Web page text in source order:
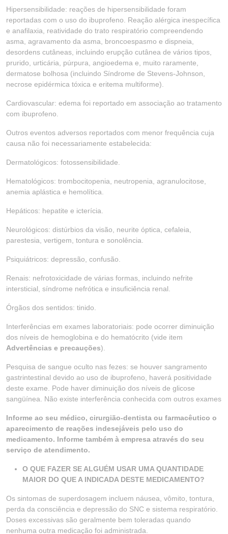
Hipersensibilidade: reações de hipersensibilidade foram
reportadas com o uso do ibuprofeno. Reação alérgica inespecífica
e anafilaxia, reatividade do trato respiratório compreendendo
asma, agravamento da asma, broncoespasmo e dispneia,
desordens cutâneas, incluindo erupção cutânea de vários tipos,
prurido, urticária, púrpura, angioedema e, muito raramente,
dermatose bolhosa (incluindo Síndrome de Stevens-Johnson,
necrose epidérmica tóxica e eritema multiforme).
Cardiovascular: edema foi reportado em associação ao tratamento
com ibuprofeno.
Outros eventos adversos reportados com menor frequência cuja
causa não foi necessariamente estabelecida:
Dermatológicos: fotossensibilidade.
Hematológicos: trombocitopenia, neutropenia, agranulocitose,
anemia aplástica e hemolítica.
Hepáticos: hepatite e icterícia.
Neurológicos: distúrbios da visão, neurite óptica, cefaleia,
parestesia, vertigem, tontura e sonolência.
Psiquiátricos: depressão, confusão.
Renais: nefrotoxicidade de várias formas, incluindo nefrite
intersticial, síndrome nefrótica e insuficiência renal.
Órgãos dos sentidos: tinido.
Interferências em exames laboratoriais: pode ocorrer diminuição
dos níveis de hemoglobina e do hematócrito (vide item
Advertências e precauções).
Pesquisa de sangue oculto nas fezes: se houver sangramento
gastrintestinal devido ao uso de ibuprofeno, haverá positividade
deste exame. Pode haver diminuição dos níveis de glicose
sangüínea. Não existe interferência conhecida com outros exames
Informe ao seu médico, cirurgião-dentista ou farmacêutico o
aparecimento de reações indesejáveis pelo uso do
medicamento. Informe também à empresa através do seu
serviço de atendimento.
O QUE FAZER SE ALGUÉM USAR UMA QUANTIDADE
MAIOR DO QUE A INDICADA DESTE MEDICAMENTO?
Os sintomas de superdosagem incluem náusea, vômito, tontura,
perda da consciência e depressão do SNC e sistema respiratório.
Doses excessivas são geralmente bem toleradas quando
nenhuma outra medicação foi administrada.